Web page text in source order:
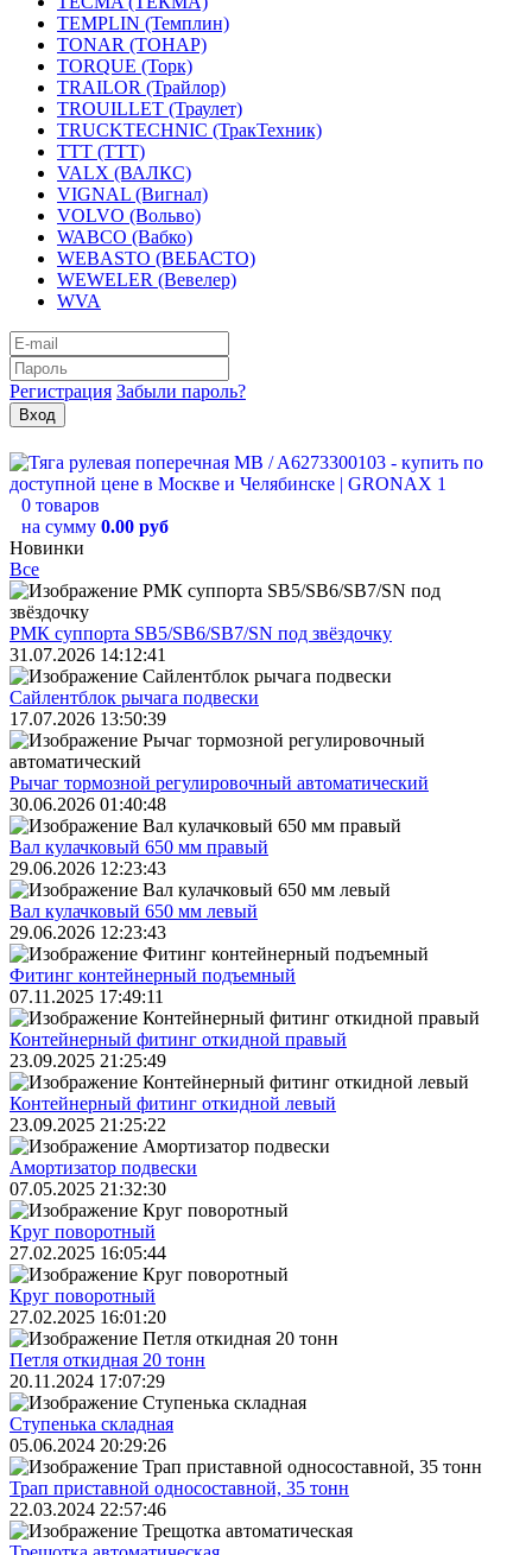
TEMPLIN (Темплин)
TONAR (ТОНАР)
TORQUE (Торк)
TRAILOR (Трайлор)
TROUILLET (Траулет)
TRUCKTECHNIC (ТракТехник)
TTT (ТТТ)
VALX (ВАЛКС)
VIGNAL (Вигнал)
VOLVO (Вольво)
WABCO (Вабко)
WEBASTO (ВЕБАСТО)
WEWELER (Вевелер)
WVA
Регистрация Забыли пароль?
0 товаров
на сумму 0.00 руб
Новинки
Все
РМК суппорта SB5/SB6/SB7/SN под звёздочку
31.07.2026 14:12:41
Сайлентблок рычага подвески
17.07.2026 13:50:39
Рычаг тормозной регулировочный автоматический
30.06.2026 01:40:48
Вал кулачковый 650 мм правый
29.06.2026 12:23:43
Вал кулачковый 650 мм левый
29.06.2026 12:23:43
Фитинг контейнерный подъемный
07.11.2025 17:49:11
Контейнерный фитинг откидной правый
23.09.2025 21:25:49
Контейнерный фитинг откидной левый
23.09.2025 21:25:22
Амортизатор подвески
07.05.2025 21:32:30
Круг поворотный
27.02.2025 16:05:44
Круг поворотный
27.02.2025 16:01:20
Петля откидная 20 тонн
20.11.2024 17:07:29
Ступенька складная
05.06.2024 20:29:26
Трап приставной односоставной, 35 тонн
22.03.2024 22:57:46